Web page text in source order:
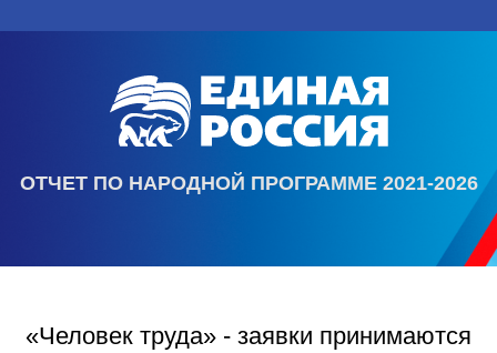
ОТЧЕТ ПО НАРОДНОЙ ПРОГРАММЕ 2021-2026
«Человек труда» - заявки принимаются